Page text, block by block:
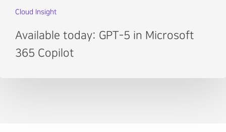
Cloud Insight
Available today: GPT-5 in Microsoft
365 Copilot